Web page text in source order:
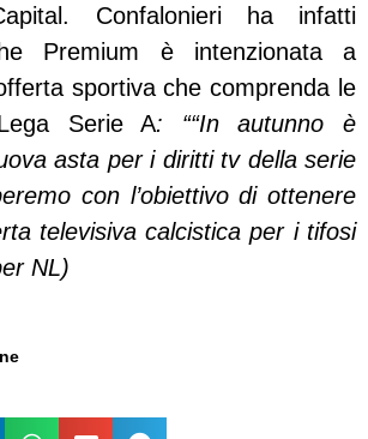
Confalonieri ha infatti
Premium è intenzionata a
sportiva che comprenda le
Serie A: ““In autunno è
asta per i diritti tv della serie
con l’obiettivo di ottenere
televisiva calcistica per i tifosi
NL)